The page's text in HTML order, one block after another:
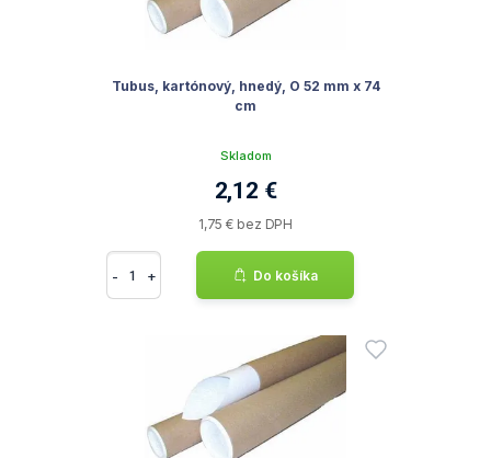
Tubus, kartónový, hnedý, O 52 mm x 74
cm
Skladom
2,12 €
1,75 € bez DPH
- + Do košíka